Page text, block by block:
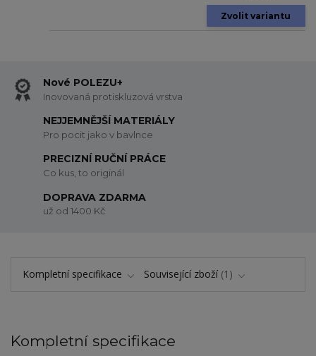
Zvolit variantu
Nové POLEZU+
Inovovaná protiskluzová vrstva
NEJJEMNĚJŠÍ MATERIÁLY
Pro pocit jako v bavlnce
PRECIZNÍ RUČNÍ PRÁCE
Co kus, to originál
DOPRAVA ZDARMA
už od 1400 Kč
Kompletní specifikace Související zboží 1
Kompletní specifikace